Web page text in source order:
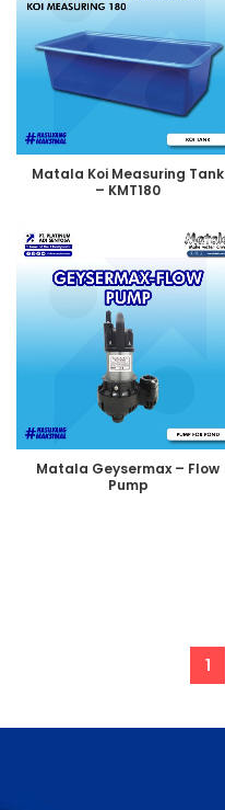
Matala Koi Measuring Tank
– KMT180
Matala Geysermax – Flow
Pump
1